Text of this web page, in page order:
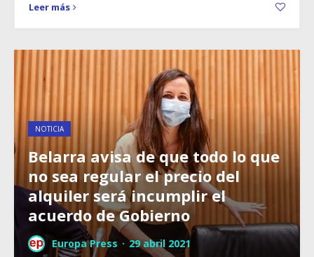
Leer más
NOTICIA
Belarra avisa de que todo lo que
no sea regular el precio del
alquiler será incumplir el
acuerdo de Gobierno
Europa Press · 29 abril 2021